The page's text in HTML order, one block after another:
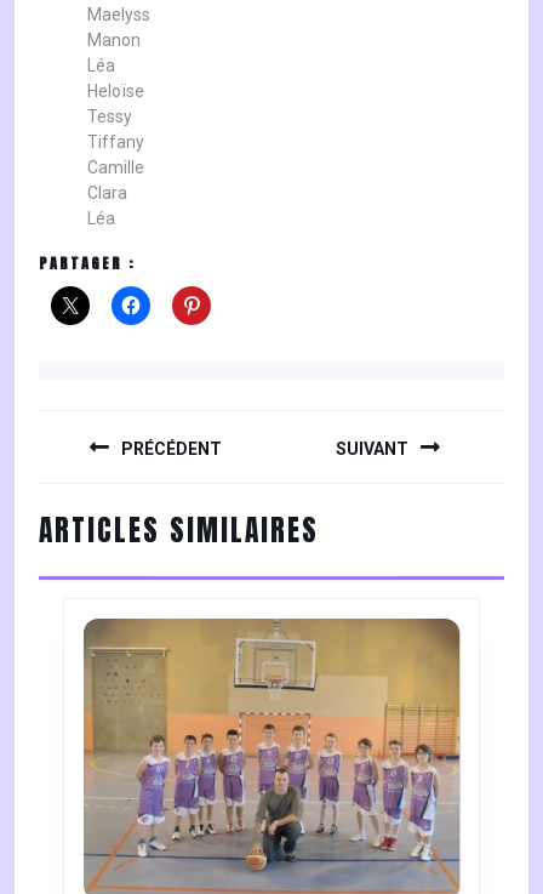
Maelyss
Manon
Léa
Heloïse
Tessy
Tiffany
Camille
Clara
Léa
PARTAGER :
PRÉCÉDENT
post:
SUIVANT
post:
ARTICLES SIMILAIRES